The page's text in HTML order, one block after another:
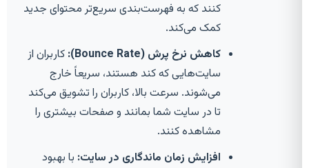
کنند که به فهرست‌بندی سریع‌تر محتوای جدید
کمک می‌کند.
کاهش نرخ پرش (Bounce Rate):
کاربران از
سایت‌هایی که کند هستند، سریعاً خارج
می‌شوند. سرعت بالا، کاربران را تشویق می‌کند
تا در سایت شما بمانند و صفحات بیشتری را
مشاهده کنند.
افزایش زمان ماندگاری در سایت: با بهبود